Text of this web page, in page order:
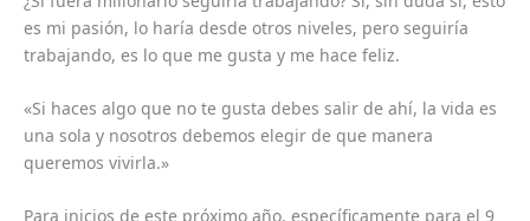
es mi pasión, lo haría desde otros niveles, pero seguiría
trabajando, es lo que me gusta y me hace feliz.
«Si haces algo que no te gusta debes salir de ahí, la vida es
una sola y nosotros debemos elegir de que manera
queremos vivirla.»
Para inicios de este próximo año, específicamente para el 9